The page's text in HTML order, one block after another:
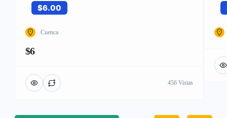
$6.00
Cuenca
$6
456 Vistas